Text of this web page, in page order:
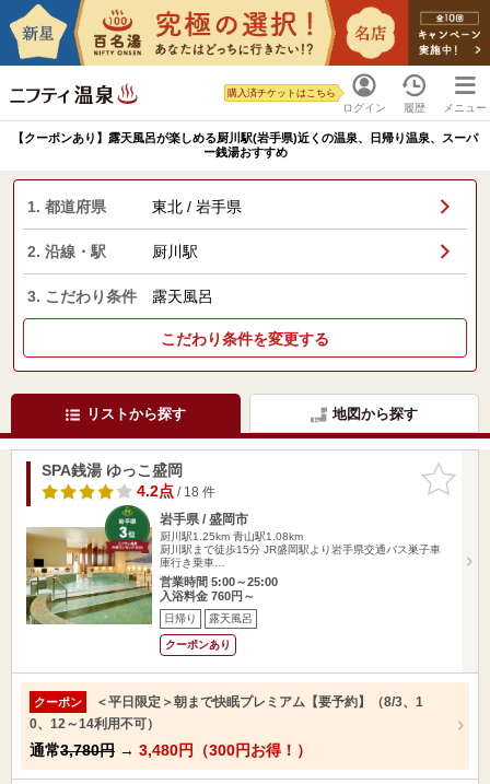
ログイン
購入済チケットはこちら
履歴 メニュー
【クーポンあり】露天風呂が楽しめる厨川駅(岩手県)近くの温泉、日帰り温泉、スーパ
ー銭湯おすすめ
1. 都道府県 東北 / 岩手県
2. 沿線・駅 厨川駅
3. こだわり条件 露天風呂
こだわり条件を変更する
リストから探す 地図から探す
お気に入
りに追加
SPA銭湯 ゆっこ盛岡
4.2点/ 18 件
岩手県 / 盛岡市
厨川駅1.25km 青山駅1.08km
厨川駅まで徒歩15分 JR盛岡駅より岩手県交通バス巣子車
庫行き乗車…
営業時間 5:00～25:00
入浴料金 760円～
日帰り 露天風呂
クーポンあり
クーポン
＜平日限定＞朝まで快眠プレミアム【要予約】（8/3、1
0、12～14利用不可）
通常3,780円 → 3,480円（300円お得！）